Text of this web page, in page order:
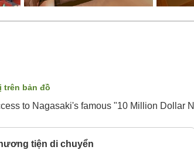
trên bản đồ
to Nagasaki's famous "10 Million Dollar
tiện di chuyển